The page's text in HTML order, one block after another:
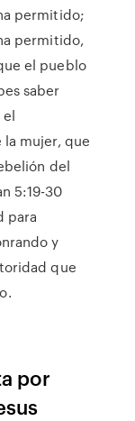
permitido;
permitido,
el pueblo
saber
el
mujer, que
del
5:19-30
para
y
que
por